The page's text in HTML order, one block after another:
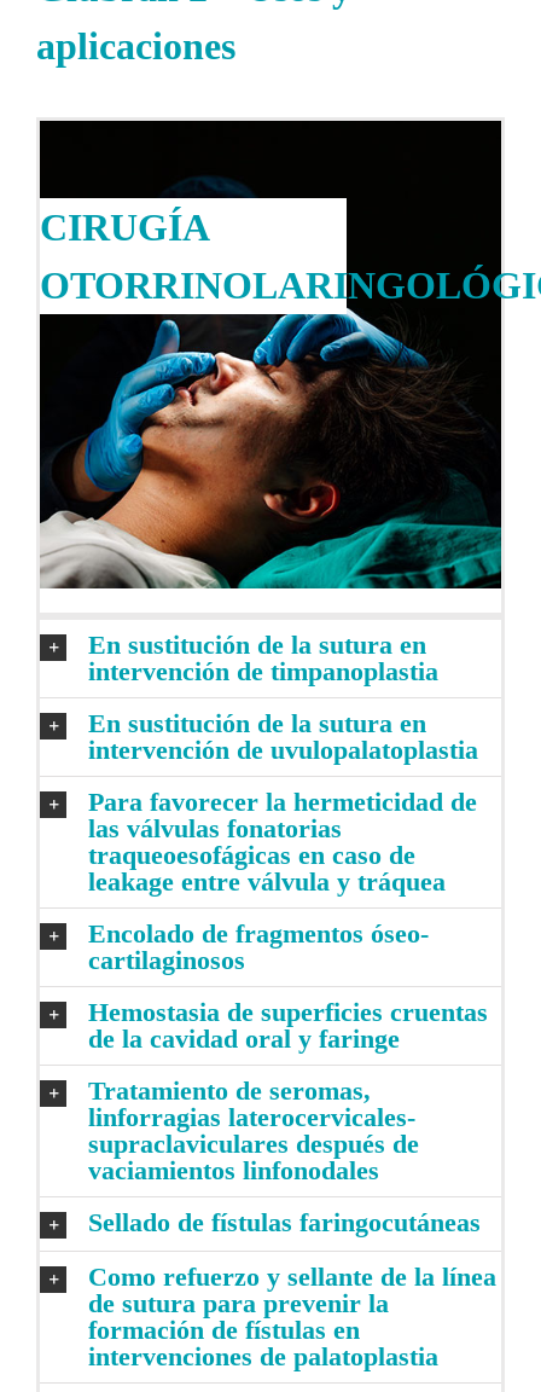
aplicaciones
CIRUGÍA
En sustitución de la sutura en
intervención de timpanoplastia
En sustitución de la sutura en
intervención de uvulopalatoplastia
Para favorecer la hermeticidad de
las válvulas fonatorias
traqueoesofágicas en caso de
leakage entre válvula y tráquea
Encolado de fragmentos óseo-
cartilaginosos
Hemostasia de superficies cruentas
de la cavidad oral y faringe
Tratamiento de seromas,
linforragias laterocervicales-
supraclaviculares después de
vaciamientos linfonodales
Sellado de fístulas faringocutáneas
Como refuerzo y sellante de la línea
de sutura para prevenir la
formación de fístulas en
intervenciones de palatoplastia